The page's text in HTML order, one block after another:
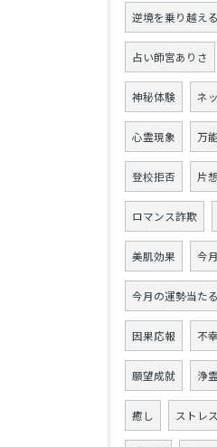
逆境を乗り越える
占い師宮ありさ
神秘体験 ネ
心霊現象 万
登校拒否 片
ロマンス詐欺
美肌効果 今
今月の運勢当たる
因果応報 不幸
願望成就 浄霊
癒し ストレ